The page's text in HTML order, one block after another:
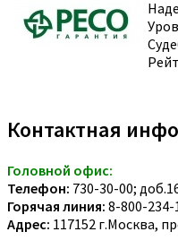
Контактная
Головной офис:
Телефон: 730-30-00;
Горячая линия: 8-800-234-
Адрес: 117152 г.Москва,